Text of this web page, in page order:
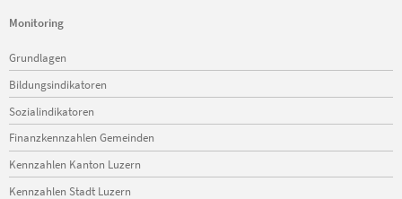
Monitoring
Navigation
überspringen
Grundlagen
Bildungsindikatoren
Sozialindikatoren
Finanzkennzahlen Gemeinden
Kennzahlen Kanton Luzern
Kennzahlen Stadt Luzern